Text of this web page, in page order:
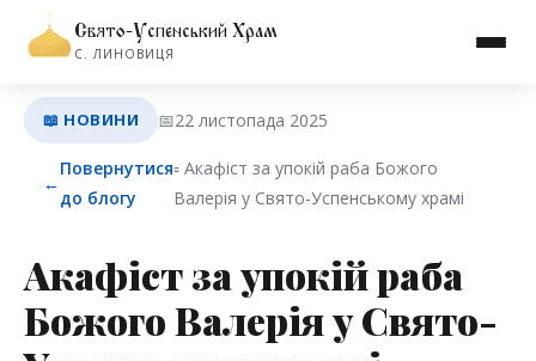
Свято-Успенський Храм
С. ЛИНОВИЦЯ
📖 НОВИНИ 📅22 листопада 2025
←
Повернутися
до блогу
▫︎ Акафіст за упокій раба Божого
Валерія у Свято-Успенському храмі
Акафіст за упокій раба
Божого Валерія у Свято-